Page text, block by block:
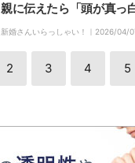
親に伝えたら「頭が真っ
かす
新婚さんいらっしゃい！｜ 2026/04/
2 3 4 5